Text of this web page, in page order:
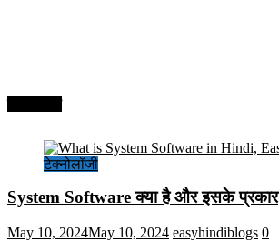
टेक्नोलॉजी
System Software क्या है और इसके प्रकार
May 10, 2024May 10, 2024 easyhindiblogs 0